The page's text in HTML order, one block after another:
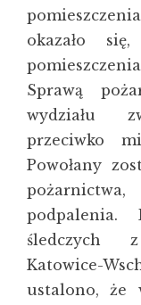
okazało
Sprawą
wydziału
przeciwko
Powołany
podpalenia.
śledczych
Katowice-
ustalono, że